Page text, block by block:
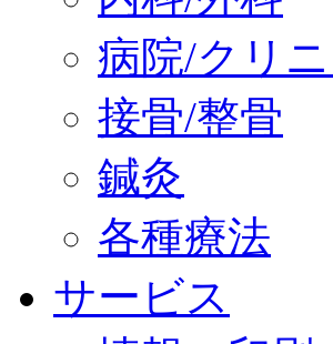
病院/クリ
接骨/整骨
鍼灸
各種療法
サービス